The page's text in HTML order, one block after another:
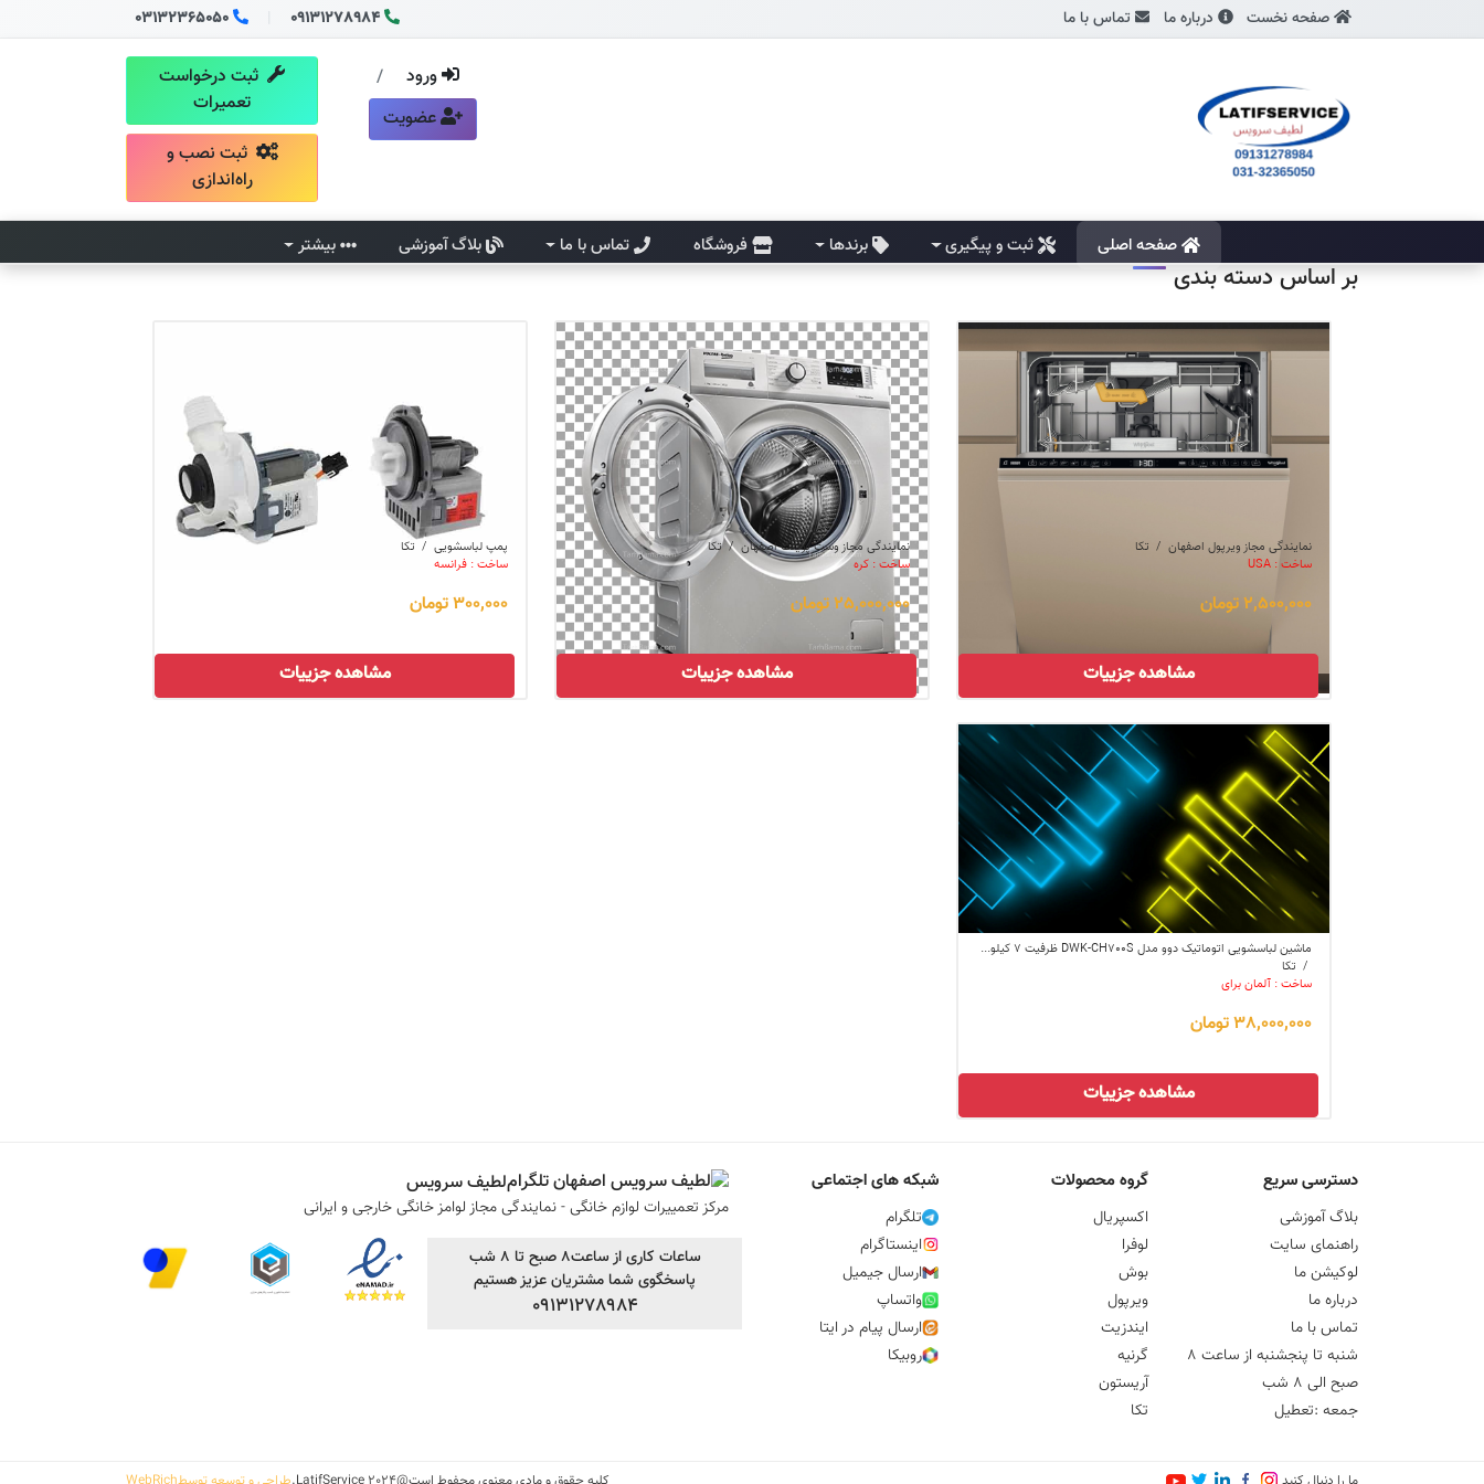
صفحه نخست درباره ما تماس با ما 09131278984
03132365050
ورود
/
عضویت
ثبت درخواست
تعمیرات
ثبت نصب و
راه‌اندازی
صفحه اصلی ثبت و پیگیری برندها فروشگاه تماس با ما بلاگ آموزشی بیشتر
بر اساس دسته بندی
نمایندگی مجاز ویرپول اصفهان / تکا
ساخت : USA
2,500,000 تومان
مشاهده جزییات
نمایندگی مجاز وست پوینت اصفهان/تکا
ساخت : کره
25,000,000 تومان
مشاهده جزییات
پمپ لباسشویی / تکا
ساخت : فرانسه
300,000 تومان
مشاهده جزییات
ماشین لباسشویی اتوماتیک دوو مدل DWK-CH700S ظرفیت 7 کیلو...
/ تکا
ساخت : آلمان برای
38,000,000 تومان
مشاهده جزییات
دسترسی سریع
بلاگ آموزشی
راهنمای سایت
لوکیشن ما
درباره ما
تماس با ما
شنبه تا پنجشنبه از ساعت ۸
صبح الی ۸ شب
جمعه :تعطیل
گروه محصولات
اکسپریال
لوفرا
بوش
ویرپول
ایندزیت
گرنیه
آریستون
تکا
شبکه های اجتماعی
تلگرام
اینستاگرام
ارسال جیمیل
واتساپ
ارسال پیام در ایتا
روبیکا
لطیف سرویس
مرکز تعمییرات لوازم خانگی - نمایندگی مجاز لوامز خانگی خارجی و ایرانی
ساعات کاری از ساعت8 صبح تا 8 شب
پاسخگوی شما مشتریان عزیز هستیم
09131278984